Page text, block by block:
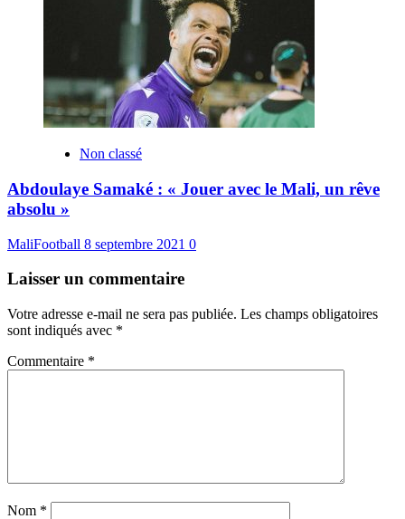
Non classé
Abdoulaye Samaké : « Jouer avec le Mali, un rêve
absolu »
MaliFootball 8 septembre 2021 0
Laisser un commentaire
Votre adresse e-mail ne sera pas publiée. Les champs obligatoires
sont indiqués avec *
Commentaire *
Nom *